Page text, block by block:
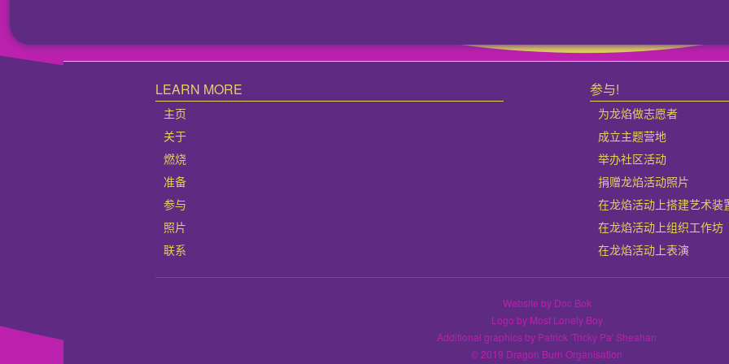
章：
LEARN MORE
主页
关于
燃烧​
准备
参与
照片
联系
参与!
为龙焰做志愿者
成立主题营地
举办社区活动
捐赠龙焰活动照片
在龙焰活动上搭建艺术装
在龙焰活动上组织工作坊
在龙焰活动上表演
Website by Doc Bok
Logo by Most Lonely Boy
Additional graphics by Patrick 'Tricky Pa' Sheahan
© 2019 Dragon Burn Organisation